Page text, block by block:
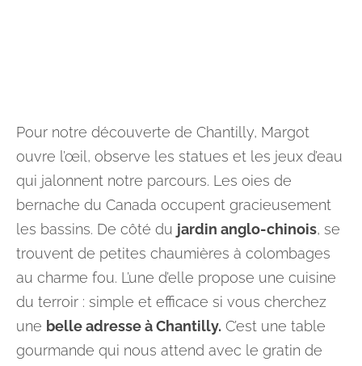
Pour notre découverte de Chantilly, Margot
ouvre l’œil, observe les statues et les jeux d’eau
qui jalonnent notre parcours. Les oies de
bernache du Canada occupent gracieusement
les bassins. De côté du jardin anglo-chinois, se
trouvent de petites chaumières à colombages
au charme fou. L’une d’elle propose une cuisine
du terroir : simple et efficace si vous cherchez
une belle adresse à Chantilly. C’est une table
gourmande qui nous attend avec le gratin de